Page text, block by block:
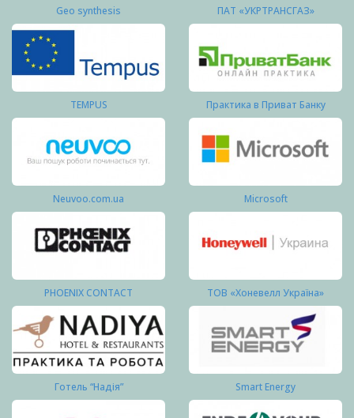
Geo synthesis ПАТ «УКРТРАНСГАЗ»
TEMPUS Практика в Приват Банку
Neuvoo.com.ua Microsoft
PHOENIX CONTACT ТОВ «Хоневелл Україна»
Готель “Надія” Smart Energy